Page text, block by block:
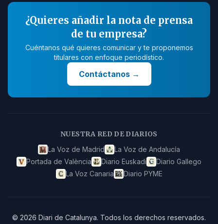
¿Quieres añadir la nota de prensa
de tu empresa?
Cuéntanos qué quieres comunicar y te proponemos
titulares con enfoque periodístico.
Contáctanos→
NUESTRA RED DE DIARIOS
La Voz de Madrid
La Voz de Andalucía
Portada de València
Diario Euskadi
Diario Gallego
La Voz Canaria
Diario PYME
© 2026 Diari de Catalunya. Todos los derechos reservados.